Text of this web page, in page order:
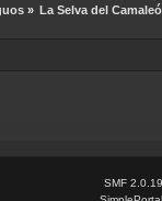
» La Selva del
SMF 2.0.19